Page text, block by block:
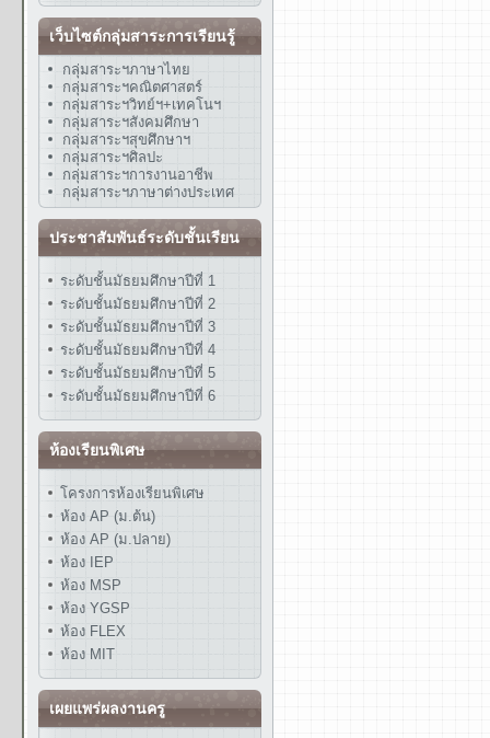
เว็บไซต์กลุ่มสาระการเรียนรู้
กลุ่มสาระฯภาษาไทย
กลุ่มสาระฯคณิตศาสตร์
กลุ่มสาระฯวิทย์ฯ+เทคโนฯ
กลุ่มสาระฯสังคมศึกษา
กลุ่มสาระฯสุขศึกษาฯ
กลุ่มสาระฯศิลปะ
กลุ่มสาระฯการงานอาชีพ
กลุ่มสาระฯภาษาต่างประเทศ
ประชาสัมพันธ์ระดับชั้นเรียน
ระดับชั้นมัธยมศึกษาปีที่ 1
ระดับชั้นมัธยมศึกษาปีที่ 2
ระดับชั้นมัธยมศึกษาปีที่ 3
ระดับชั้นมัธยมศึกษาปีที่ 4
ระดับชั้นมัธยมศึกษาปีที่ 5
ระดับชั้นมัธยมศึกษาปีที่ 6
ห้องเรียนพิเศษ
โครงการห้องเรียนพิเศษ
ห้อง AP (ม.ต้น)
ห้อง AP (ม.ปลาย)
ห้อง IEP
ห้อง MSP
ห้อง YGSP
ห้อง FLEX
ห้อง MIT
เผยแพร่ผลงานครู